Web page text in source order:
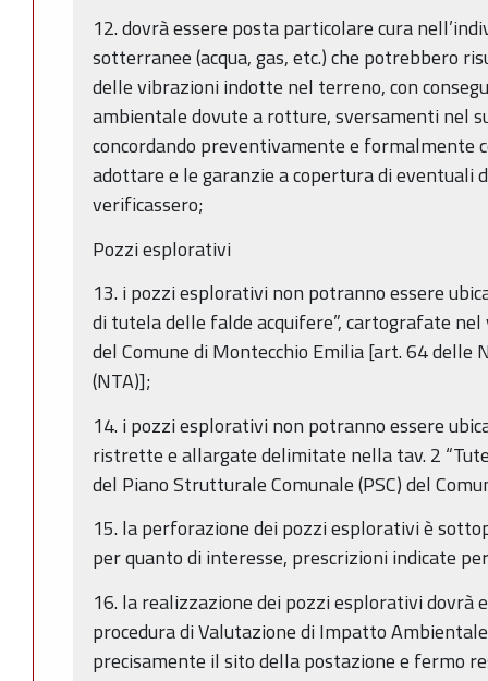
12. dovrà essere posta particolare cura
sotterranee (acqua, gas, etc.) che potrebbero
delle vibrazioni indotte nel terreno, con
ambientale dovute a rotture, sversamenti nel
concordando preventivamente e formalmente
adottare e le garanzie a copertura di eventuali
verificassero;
Pozzi esplorativi
13. i pozzi esplorativi non potranno essere
di tutela delle falde acquifere”, cartografate
del Comune di Montecchio Emilia [art. 64 delle
(NTA)];
14. i pozzi esplorativi non potranno essere
ristrette e allargate delimitate nella tav. 2
del Piano Strutturale Comunale (PSC) del
15. la perforazione dei pozzi esplorativi è
per quanto di interesse, prescrizioni indicate
16. la realizzazione dei pozzi esplorativi dovrà
procedura di Valutazione di Impatto
precisamente il sito della postazione e fermo